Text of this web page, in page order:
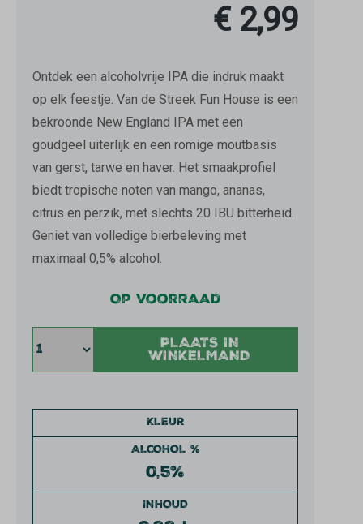
€ 2,99
Ontdek een alcoholvrije IPA die indruk maakt
op elk feestje. Van de Streek Fun House is een
bekroonde New England IPA met een
goudgeel uiterlijk en een romige moutbasis
van gerst, tarwe en haver. Het smaakprofiel
biedt tropische noten van mango, ananas,
citrus en perzik, met slechts 20 IBU bitterheid.
Geniet van volledige bierbeleving met
maximaal 0,5% alcohol.
KLEUR
ALCOHOL %
0,5%
INHOUD
Op voorraad
PLAATS IN
WINKELMAND